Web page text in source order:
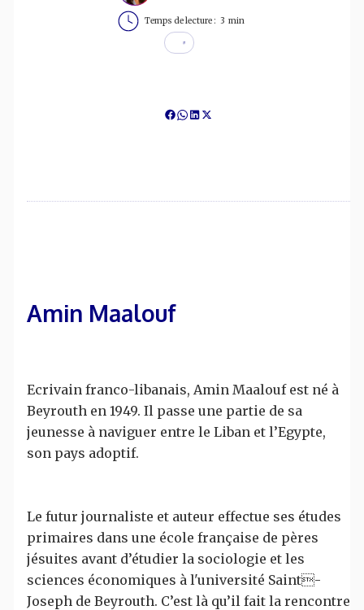
Temps de lecture : 3 min
Amin Maalouf
Ecrivain franco-libanais, Amin Maalouf est né à
Beyrouth en 1949. Il passe une partie de sa
jeunesse à naviguer entre le Liban et l’Egypte,
son pays adoptif.
Le futur journaliste et auteur effectue ses études
primaires dans une école française de pères
jésuites avant d’étudier la sociologie et les
sciences économiques à l'université Saint-
Joseph de Beyrouth. C’est là qu’il fait la rencontre